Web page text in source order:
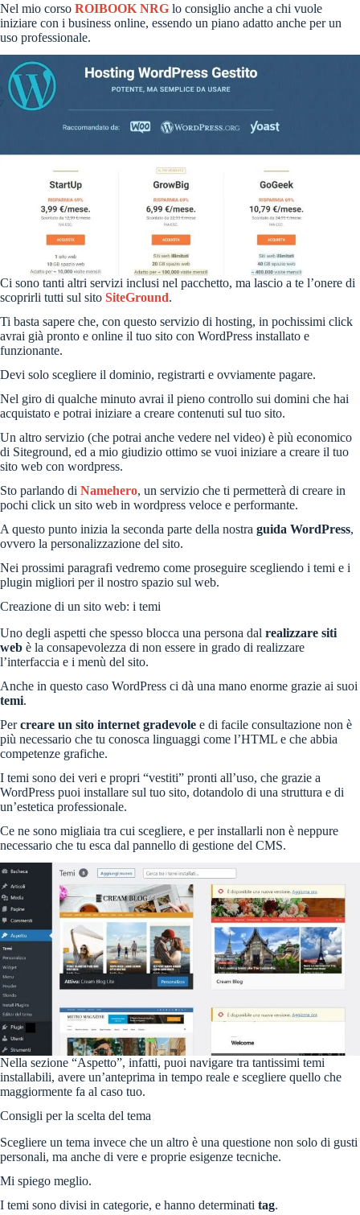
Nel mio corso ROIBOOK NRG lo consiglio anche a chi vuole
iniziare con i business online, essendo un piano adatto anche per un
uso professionale.
Ci sono tanti altri servizi inclusi nel pacchetto, ma lascio a te l’onere di
scoprirli tutti sul sito SiteGround.
Ti basta sapere che, con questo servizio di hosting, in pochissimi click
avrai già pronto e online il tuo sito con WordPress installato e
funzionante.
Devi solo scegliere il dominio, registrarti e ovviamente pagare.
Nel giro di qualche minuto avrai il pieno controllo sui domini che hai
acquistato e potrai iniziare a creare contenuti sul tuo sito.
Un altro servizio (che potrai anche vedere nel video) è più economico
di Siteground, ed a mio giudizio ottimo se vuoi iniziare a creare il tuo
sito web con wordpress.
Sto parlando di Namehero, un servizio che ti permetterà di creare in
pochi click un sito web in wordpress veloce e performante.
A questo punto inizia la seconda parte della nostra guida WordPress,
ovvero la personalizzazione del sito.
Nei prossimi paragrafi vedremo come proseguire scegliendo i temi e i
plugin migliori per il nostro spazio sul web.
Creazione di un sito web: i temi
Uno degli aspetti che spesso blocca una persona dal realizzare siti
web è la consapevolezza di non essere in grado di realizzare
l’interfaccia e i menù del sito.
Anche in questo caso WordPress ci dà una mano enorme grazie ai suoi
temi.
Percreare un sito internet gradevole e di facile consultazione non è
più necessario che tu conosca linguaggi come l’HTML e che abbia
competenze grafiche.
I temi sono dei veri e propri “vestiti” pronti all’uso, che grazie a
WordPress puoi installare sul tuo sito, dotandolo di una struttura e di
un’estetica professionale.
Ce ne sono migliaia tra cui scegliere, e per installarli non è neppure
necessario che tu esca dal pannello di gestione del CMS.
Nella sezione “Aspetto”, infatti, puoi navigare tra tantissimi temi
installabili, avere un’anteprima in tempo reale e scegliere quello che
maggiormente fa al caso tuo.
Consigli per la scelta del tema
Scegliere un tema invece che un altro è una questione non solo di gusti
personali, ma anche di vere e proprie esigenze tecniche.
Mi spiego meglio.
I temi sono divisi in categorie, e hanno determinati tag.